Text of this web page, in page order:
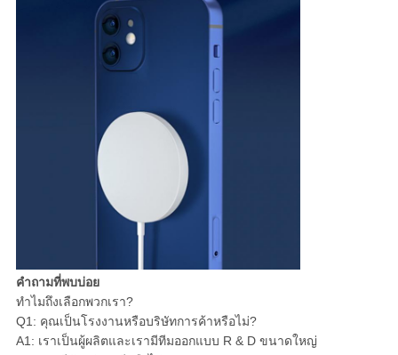
คำถามที่พบบ่อย
ทำไมถึงเลือกพวกเรา?
Q1: คุณเป็นโรงงานหรือบริษัทการค้าหรือไม่?
A1: เราเป็นผู้ผลิตและเรามีทีมออกแบบ R & D ขนาดใหญ่